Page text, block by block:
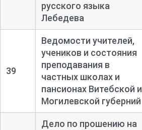
русского языка
Лебедева
39
Ведомости учителей,
учеников и состояния
преподавания в
частных школах и
пансионах Витебской и
Могилевской губерний
Дело по прошению на